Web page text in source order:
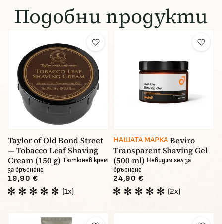
Подобни продукти
Taylor of Old Bond Street
— Tobacco Leaf Shaving
Cream (150 g) Тютюнев крем
за бръснене
19,90 €
(1x)
НАШАТА МАРКА Beviro
Transparent Shaving Gel
(500 ml) Невидим гел за
бръснене
24,90 €
(2x)